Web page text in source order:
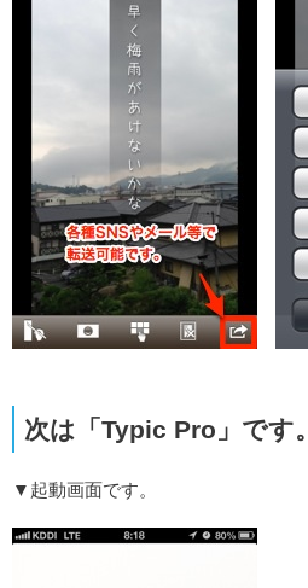
次は「Typic Pro」です。
▼起動画面です。